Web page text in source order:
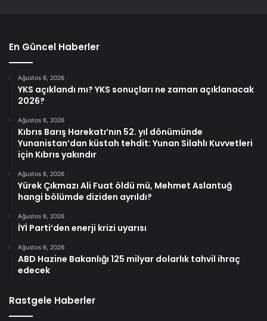
En Güncel Haberler
Ağustos 6, 2026
YKS açıklandı mı? YKS sonuçları ne zaman açıklanacak
2026?
Ağustos 6, 2026
Kıbrıs Barış Harekatı’nın 52. yıl dönümünde
Yunanistan’dan küstah tehdit: Yunan Silahlı Kuvvetleri
için Kıbrıs yakındır
Ağustos 6, 2026
Yürek Çıkmazı Ali Fuat öldü mü, Mehmet Aslantuğ
hangi bölümde diziden ayrıldı?
Ağustos 6, 2026
İYİ Parti’den enerji krizi uyarısı
Ağustos 6, 2026
ABD Hazine Bakanlığı 125 milyar dolarlık tahvil ihraç
edecek
Rastgele Haberler